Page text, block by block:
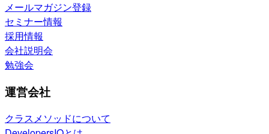
メールマガジン登録
セミナー情報
採用情報
会社説明会
勉強会
運営会社
クラスメソッドについて